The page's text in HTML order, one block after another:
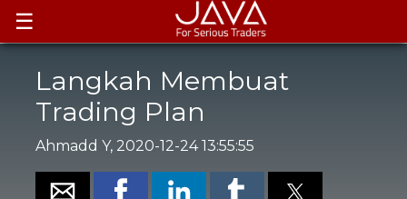
☰
Langkah Membuat
Trading Plan
Ahmadd Y, 2020-12-24 13:55:55